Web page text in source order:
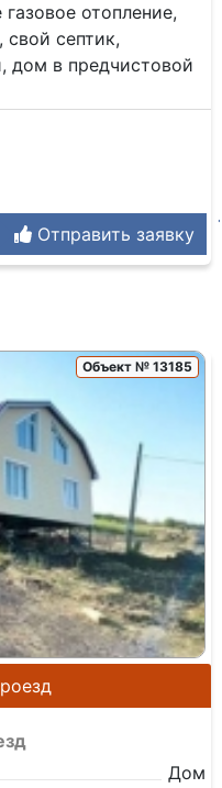
отопление,
свой септик,
дом в предчистовой
Отправить заявку
Объект № 13185
Дом